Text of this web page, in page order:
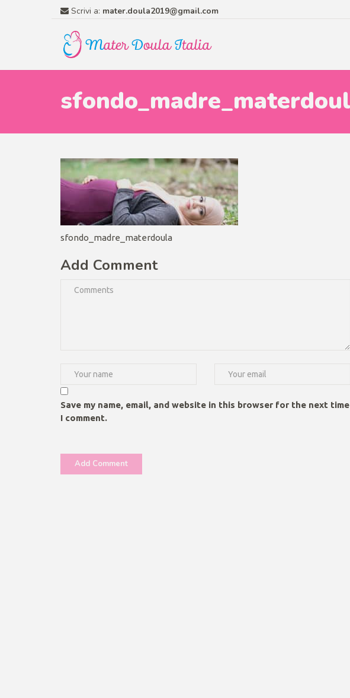
Scrivi a: mater.doula2019@gmail.com
sfondo_madre_materdoula
Add Comment
Save my name, email, and website in this browser for the next time
I comment.